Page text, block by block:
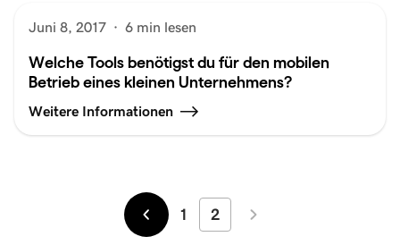
Juni 8, 2017 · 6 min lesen
Welche Tools benötigst du für den mobilen
Betrieb eines kleinen Unternehmens?
Weitere Informationen
Neuer
1 2
Älter